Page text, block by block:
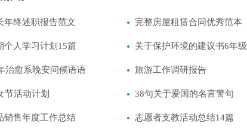
年终述职报告范文 完整房屋租赁合同优秀范本
个人学习计划15篇 关于保护环境的建议书6年级
治愈系晚安问候语语
合51条
旅游工作调研报告
节活动计划 38句关于爱国的名言警句
销售年度工作总结 志愿者支教活动总结14篇